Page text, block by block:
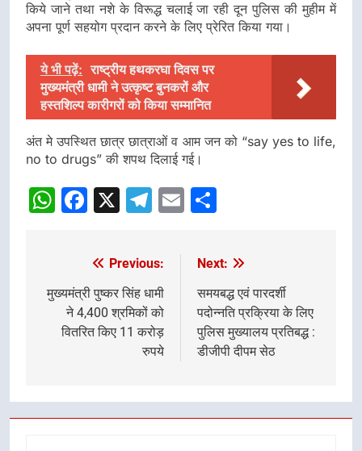
किये जाने तथा नशे के विरूद्ध चलाई जा रही दून पुलिस की मुहीम में
अपना पूर्ण सहयोग प्रदान करने के लिए प्रेरित किया गया।
ये भी पढ़ें: राष्ट्रीय हथकरघा दिवस पर
मुख्यमंत्री धामी ने उत्कृष्ट बुनकरों और
हस्तशिल्प कारीगरों को किया सम्मानित
अंत मे उपस्थित छात्र छात्राओं व आम जन को “say yes to life,
no to drugs” की शपथ दिलाई गई।
WhatsApp
Facebook
X Telegram
Email
navigation
Previous:
मुख्यमंत्री पुष्कर सिंह धामी
ने 4,400 श्रमिकों को
वितरित किए 11 करोड़
रुपये
Next:
समयबद्ध एवं पारदर्शी
पदोन्नति प्रक्रिया के लिए
पुलिस मुख्यालय प्रतिबद्ध :
डीजीपी दीपम सेठ